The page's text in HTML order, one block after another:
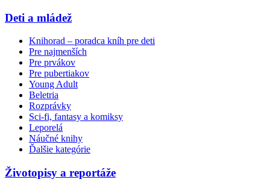
Deti a mládež
Knihorad – poradca kníh pre deti
Pre najmenších
Pre prvákov
Pre pubertiakov
Young Adult
Beletria
Rozprávky
Sci-fi, fantasy a komiksy
Leporelá
Náučné knihy
Ďalšie kategórie
Životopisy a reportáže